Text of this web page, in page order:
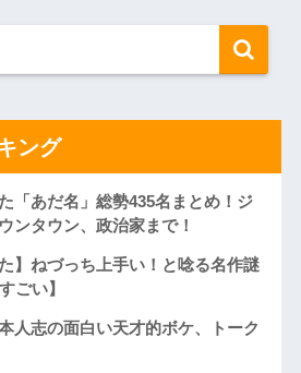
ング
「あだ名」総勢435名まとめ！ジ
ンタウン、政治家まで！
】ねづっち上手い！と唸る名作謎
ごい】
人志の面白い天才的ボケ、トーク